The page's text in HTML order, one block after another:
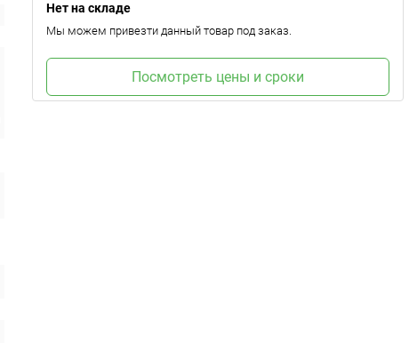
Нет на складе
Мы можем привезти данный товар под заказ.
Посмотреть цены и сроки